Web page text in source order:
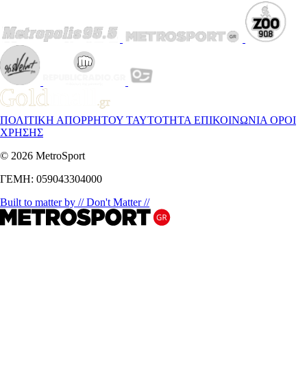
ΠΟΛΙΤΙΚΗ ΑΠΟΡΡΗΤΟΥ ΤΑΥΤΟΤΗΤΑ ΕΠΙΚΟΙΝΩΝΙΑ ΟΡΟΙ
ΧΡΗΣΗΣ
© 2026 MetroSport
ΓΕΜΗ: 059043304000
Built to matter by // Don't Matter //